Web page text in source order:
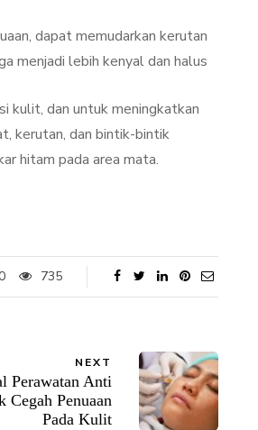
dapat memudarkan kerutan
menjadi lebih kenyal dan halus
kulit, dan untuk meningkatkan
kerutan, dan bintik-bintik
hitam pada area mata.
735
NEXT
Perawatan Anti
Cegah Penuaan
Pada Kulit